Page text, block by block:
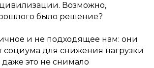
Возможно,
было решение?
и не подходящее нам: они
социума для снижения нагрузки
это не снимало